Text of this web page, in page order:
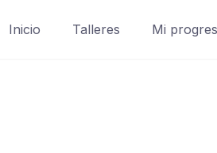
Inicio Talleres Mi